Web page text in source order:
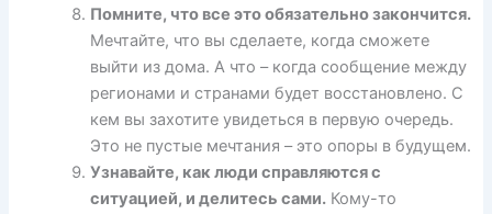
Помните, что все это обязательно закончится.
Мечтайте, что вы сделаете, когда сможете
выйти из дома. А что – когда сообщение между
регионами и странами будет восстановлено. С
кем вы захотите увидеться в первую очередь.
Это не пустые мечтания – это опоры в будущем.
Узнавайте, как люди справляются с
ситуацией, и делитесь сами.Кому-то